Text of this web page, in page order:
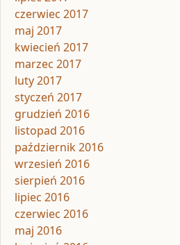
czerwiec 2017
maj 2017
kwiecień 2017
marzec 2017
luty 2017
styczeń 2017
grudzień 2016
listopad 2016
październik 2016
wrzesień 2016
sierpień 2016
lipiec 2016
czerwiec 2016
maj 2016